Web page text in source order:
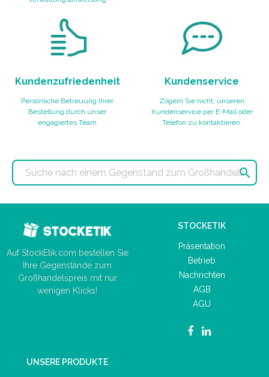
Kundenzufriedenheit
Persönliche Betreuung Ihrer
Bestellung durch unser
engagiertes Team
Kundenservice
Zögern Sie nicht, unseren
Kundenservice per E-Mail oder
Telefon zu kontaktieren.

Auf StockEtik.com bestellen Sie
Ihre Gegenstände zum
Großhandelspreis mit nur
wenigen Klicks!
STOCKETIK
Präsentation
Betrieb
Nachrichten
AGB
AGU
UNSERE PRODUKTE